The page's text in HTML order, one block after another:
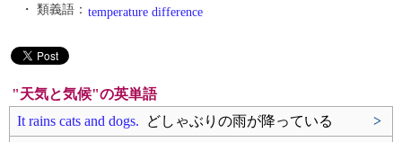
・ 類義語： temperature difference
"天気と気候"の英単語
It rains cats and dogs. どしゃぶりの雨が降っている
>